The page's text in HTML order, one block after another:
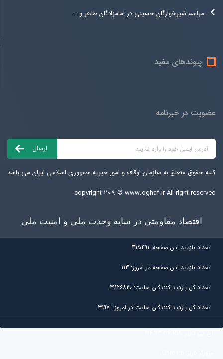
مراسم شیرخوارگان حسینی در امامزادگان طاهر و...
پیوندهای مفید
عضویت در خبرنامه
کلیه حقوق متعلق به سازمان اوقاف و امور خیریه جمهوری اسلامی ایران می باشد
copyright ۲۰۱۹ © www.oghaf.irAll right reserved
اقتصاد مقاومتی در سایه وحدت ملی و امنیت ملی
تعداد بازديد اين صفحه: 415491
تعداد بازديد اين صفحه در امروز: 113
تعداد کل بازديد کنندگان سايت: 29126820
تعداد کل بازديد کنندگان سایت در امروز : 3997